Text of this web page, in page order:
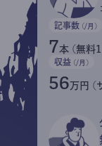
記事数 (/月)
7本 (無料
収益 (/月)
56万円 (